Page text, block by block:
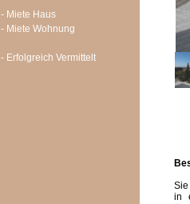
in
- Miete Haus
- Miete Wohnung
- Erfolgreich Vermittelt